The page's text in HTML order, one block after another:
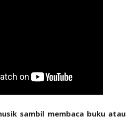
sambil membaca buku atau